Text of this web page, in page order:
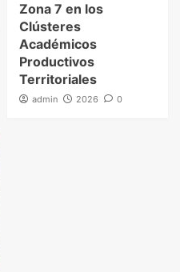
Zona 7 en los
Clústeres
Académicos
Productivos
Territoriales
admin 2026 0